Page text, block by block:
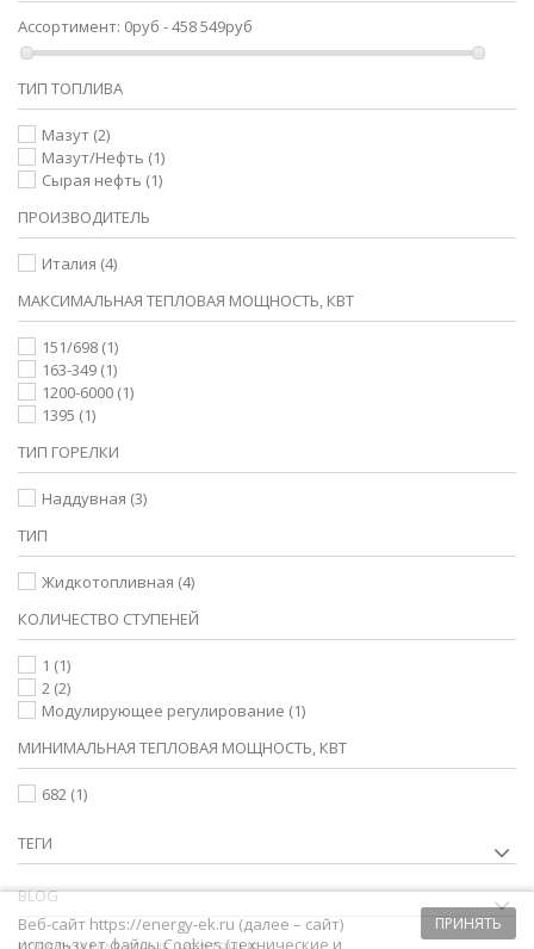
Ассортимент: 0руб - 458 549руб
ТИП ТОПЛИВА
Мазут (2)
Мазут/Нефть (1)
Сырая нефть (1)
ПРОИЗВОДИТЕЛЬ
Италия (4)
МАКСИМАЛЬНАЯ ТЕПЛОВАЯ МОЩНОСТЬ, КВТ
151/698 (1)
163-349 (1)
1200-6000 (1)
1395 (1)
ТИП ГОРЕЛКИ
Наддувная (3)
ТИП
Жидкотопливная (4)
КОЛИЧЕСТВО СТУПЕНЕЙ
1 (1)
2 (2)
Модулирующее регулирование (1)
МИНИМАЛЬНАЯ ТЕПЛОВАЯ МОЩНОСТЬ, КВТ
682 (1)
ТЕГИ
BLOG
ПРИНЯТЬ
Веб-сайт https://energy-ek.ru (далее – сайт)
использует файлы Cookies (технические и